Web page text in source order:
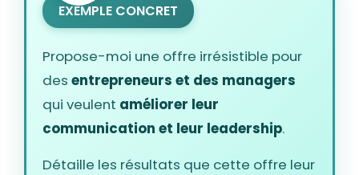
EXEMPLE CONCRET
Propose-moi une offre irrésistible pour
des entrepreneurs et des managers
qui veulent améliorer leur
communication et leur leadership.
Détaille les résultats que cette offre leur